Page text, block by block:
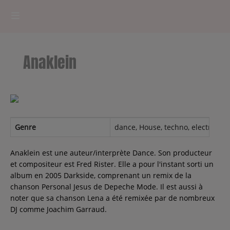
RADIOPLAYER
PODCASTS
CONCOURS
Anaklein
Genre dance, House, techno, electronic,
Anaklein est une auteur/interprète Dance. Son producteur
et compositeur est Fred Rister. Elle a pour l'instant sorti un
album en 2005 Darkside, comprenant un remix de la
chanson Personal Jesus de Depeche Mode. Il est aussi à
noter que sa chanson Lena a été remixée par de nombreux
DJ comme Joachim Garraud.